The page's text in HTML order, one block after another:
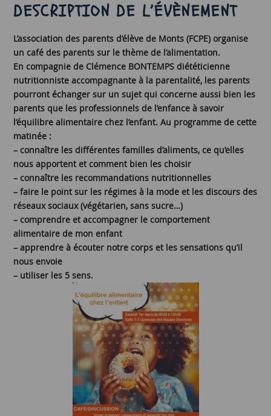
DESCRIPTION DE L’ÉVÈNEMENT
L’association des parents d’élève de Monts (FCPE) organise
un café des parents sur le thème de l’alimentation.
En compagnie de Clémence BONTEMPS diététicienne
nutritionniste accompagnante à la parentalité, les parents
pourront échanger sur un sujet qui concerne aussi bien les
parents que les professionnels de l’enfance à savoir
l’équilibre alimentaire chez l’enfant. Au programme de cette
matinée :
– connaître les différentes familles d’aliments, ce qu’elles
nous apportent et comment bien les choisir
– connaître les recommandations nutritionnelles
– faire le point sur les régimes à la mode et les discours des
réseaux sociaux (végétarien, sans sucre…)
– comprendre et accompagner le comportement
alimentaire de mon enfant
– apprendre à écouter notre corps et les sensations qu’il
nous envoie
– utiliser les 5 sens.